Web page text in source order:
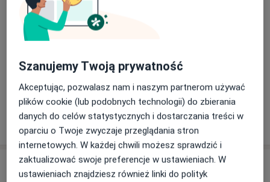
Szczegóły
Badania laryngologiczne dzieci
+ 7 usług
W jaki sposób ustalane są ceny?
Adresy (3)
Szanujemy Twoją prywatność
Akceptując, pozwalasz nam i naszym partnerom używać
plików cookie (lub podobnych technologii) do zbierania
danych do celów statystycznych i dostarczania treści w
oparciu o Twoje zwyczaje przeglądania stron
internetowych. W każdej chwili możesz sprawdzić i
zaktualizować swoje preferencje w ustawieniach. W
ustawieniach znajdziesz również linki do polityk